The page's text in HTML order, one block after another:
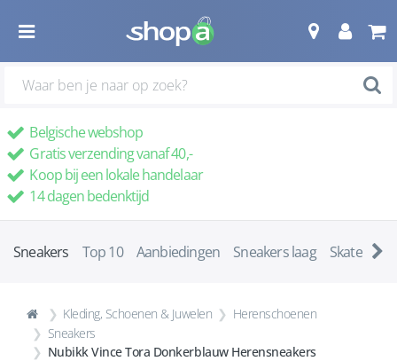
Belgische webshop
Gratis verzending vanaf 40,-
Koop bij een lokale handelaar
14 dagen bedenktijd
Sneakers Top 10 Aanbiedingen Sneakers laag
Kleding, Schoenen & Juwelen
Herenschoenen
Sneakers
Nubikk Vince Tora Donkerblauw Herensneakers